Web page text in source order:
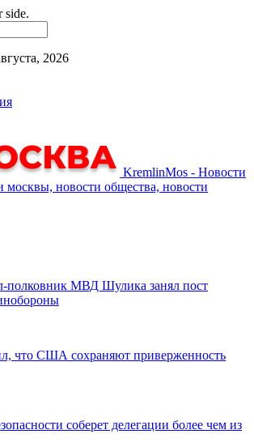
side.
2026
KremlinMos - Новости
москвы, новости общества, новости
полковник МВД Шулика занял пост
что США сохраняют приверженность
соберет делегации более чем из